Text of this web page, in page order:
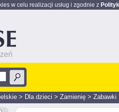
w celu realizacji usług i zgodnie z
> Dla dzieci > Zamienię > Zabawki